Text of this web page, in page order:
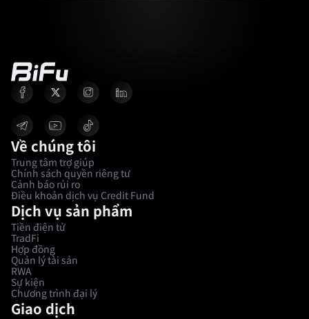
Về chúng tôi
Trung tâm trợ giúp
Chính sách quyền riêng tư
Cảnh báo rủi ro
Điều khoản dịch vụ Credit Fund
Dịch vụ sản phẩm
Tiền điện tử
TradFi
Hợp đồng
Quản lý tài sản
RWA
Sự kiện
Chương trình đại lý
Giao dịch